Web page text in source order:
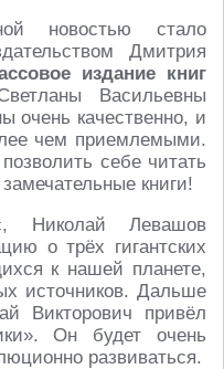
новостью стало
Дмитрия
издание книг
Васильевны
очень качественно, и
чем приемлемыми.
себе читать
книги!
Николай Левашов
о трёх гигантских
к нашей планете,
источников. Дальше
Викторович привёл
Он будет очень
развиваться.